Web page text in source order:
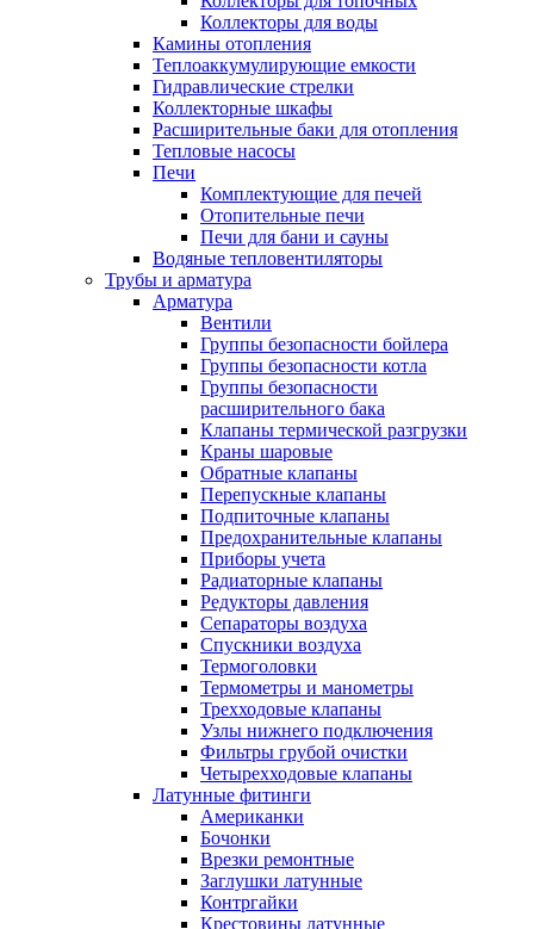
Коллекторы для воды
Камины отопления
Теплоаккумулирующие емкости
Гидравлические стрелки
Коллекторные шкафы
Расширительные баки для отопления
Тепловые насосы
Печи
Комплектующие для печей
Отопительные печи
Печи для бани и сауны
Водяные тепловентиляторы
Трубы и арматура
Арматура
Вентили
Группы безопасности бойлера
Группы безопасности котла
Группы безопасности
расширительного бака
Клапаны термической разгрузки
Краны шаровые
Обратные клапаны
Перепускные клапаны
Подпиточные клапаны
Предохранительные клапаны
Приборы учета
Радиаторные клапаны
Редукторы давления
Сепараторы воздуха
Спускники воздуха
Термоголовки
Термометры и манометры
Трехходовые клапаны
Узлы нижнего подключения
Фильтры грубой очистки
Четырехходовые клапаны
Латунные фитинги
Американки
Бочонки
Врезки ремонтные
Заглушки латунные
Контргайки
Крестовины латунные